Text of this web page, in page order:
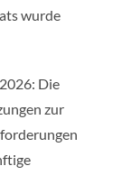
wurde
Die
zur